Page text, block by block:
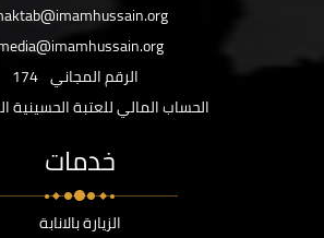
الرقم المجاني 174
الحساب المالي للعتبة
خدمات
الزيارة بالانابة